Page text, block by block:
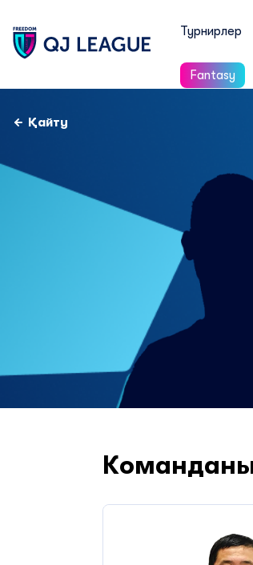
Турнирлер
Fantasy
Қайту